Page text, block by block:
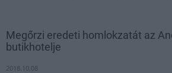
Megőrzi eredeti homlokzatát az
butikhotelje
2018.10.08